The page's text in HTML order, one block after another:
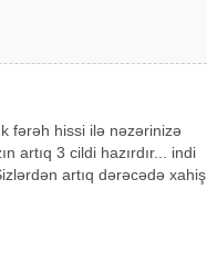
fərəh hissi ilə nəzərinizə
artıq 3 cildi hazırdır... indi
artıq dərəcədə xahiş